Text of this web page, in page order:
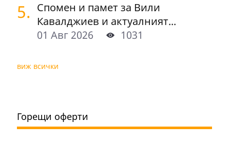
5. Спомен и памет за Вили
Кавалджиев и актуалният...
01 Авг 2026
1031
виж всички
Горещи оферти